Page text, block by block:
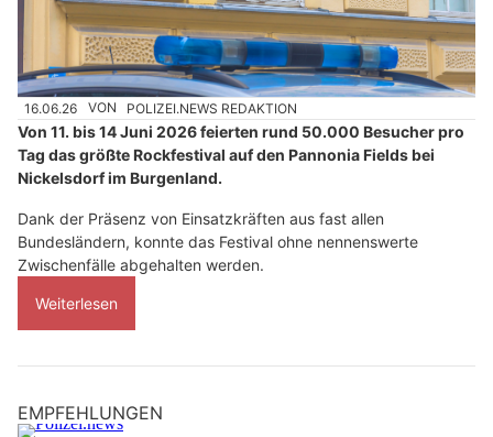
16.06.26 VON POLIZEI.NEWS REDAKTION
Von 11. bis 14 Juni 2026 feierten rund 50.000 Besucher pro
Tag das größte Rockfestival auf den Pannonia Fields bei
Nickelsdorf im Burgenland.
Dank der Präsenz von Einsatzkräften aus fast allen
Bundesländern, konnte das Festival ohne nennenswerte
Zwischenfälle abgehalten werden.
Weiterlesen
EMPFEHLUNGEN